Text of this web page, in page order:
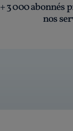
+ 3 000 abonnés
nos